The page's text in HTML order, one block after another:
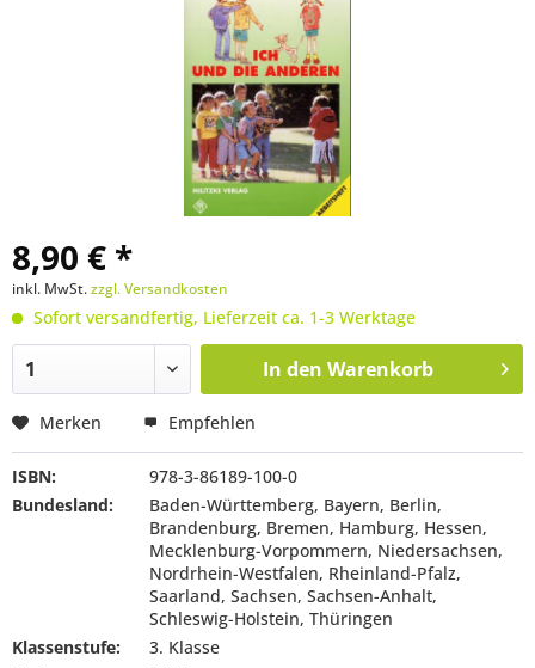
8,90 € *
inkl. MwSt.zzgl. Versandkosten
Sofort versandfertig, Lieferzeit ca. 1-3 Werktage
In den Warenkorb
Merken Empfehlen
ISBN:
978-3-86189-100-0
Bundesland:
Baden-Württemberg, Bayern, Berlin,
Brandenburg, Bremen, Hamburg, Hessen,
Mecklenburg-Vorpommern, Niedersachsen,
Nordrhein-Westfalen, Rheinland-Pfalz,
Saarland, Sachsen, Sachsen-Anhalt,
Schleswig-Holstein, Thüringen
Klassenstufe:
3. Klasse